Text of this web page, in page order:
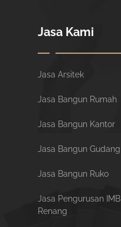
Jasa Kami
Jasa Arsitek
Jasa Bangun Rumah
Jasa Bangun Kantor
Jasa Bangun Gudang
Jasa Bangun Ruko
Jasa Pengurusan IMB
Renang